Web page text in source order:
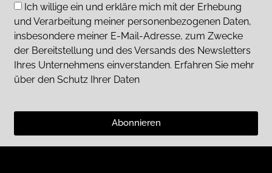
Ich willige ein und erkläre mich mit der Erhebung
und Verarbeitung meiner personenbezogenen Daten,
insbesondere meiner E-Mail-Adresse, zum Zwecke
der Bereitstellung und des Versands des Newsletters
Ihres Unternehmens einverstanden. Erfahren Sie mehr
über den Schutz Ihrer Daten
Abonnieren